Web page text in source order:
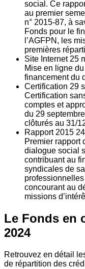
social. Ce
au premier
n° 2015-87, à
Fonds pour le
l’AGFPN, les
premières
Site Internet 25
Mise en ligne
financement du
Certification 29
Certification
comptes et
du 29
clôturés au 31/
Rapport 2015 24
Premier rapport
dialogue social
contribuant au
syndicales de
concourant au
missions
Le Fonds en
2024
Retrouvez en détail
de répartition des